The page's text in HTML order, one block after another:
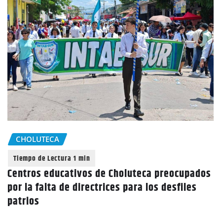
CHOLUTECA
Centros educativos de Choluteca preocupados
por la falta de directrices para los desfiles
patrios